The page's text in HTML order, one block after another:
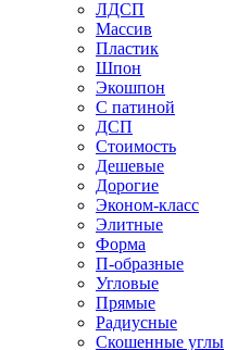
ЛДСП
Массив
Пластик
Шпон
Экошпон
С патиной
ДСП
Стоимость
Дешевые
Дорогие
Эконом-класс
Элитные
Форма
П-образные
Угловые
Прямые
Радиусные
Скошенные углы